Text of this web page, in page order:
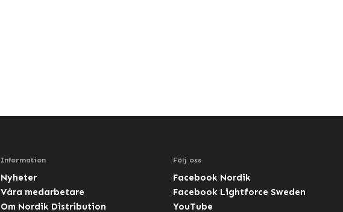
Information
Nyheter
Våra medarbetare
Om Nordik Distribution
Följ oss
Facebook Nordik
Facebook Lightforce Sweden
YouTube